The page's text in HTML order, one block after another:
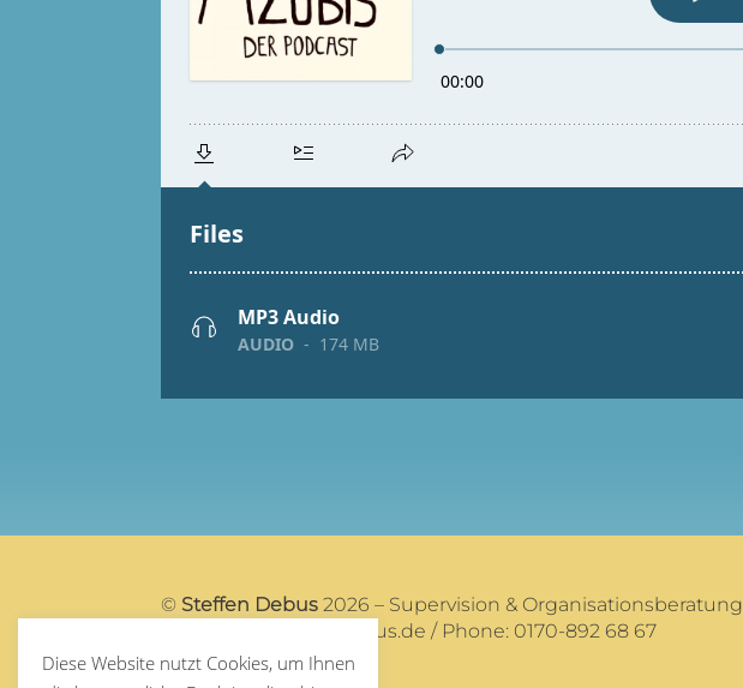
© Steffen Debus 2026 – Supervision & Organisationsberatung
post@steffendebus.de / Phone: 0170-892 68 67
Diese Website nutzt Cookies, um Ihnen